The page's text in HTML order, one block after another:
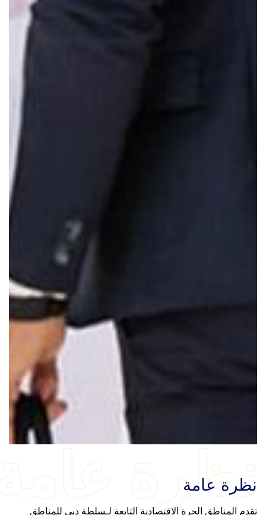
نظرة
نظرة عامة
تقدم المناطق الحرة الاقتصادية التابعة لـسلطة دبي للمناطق